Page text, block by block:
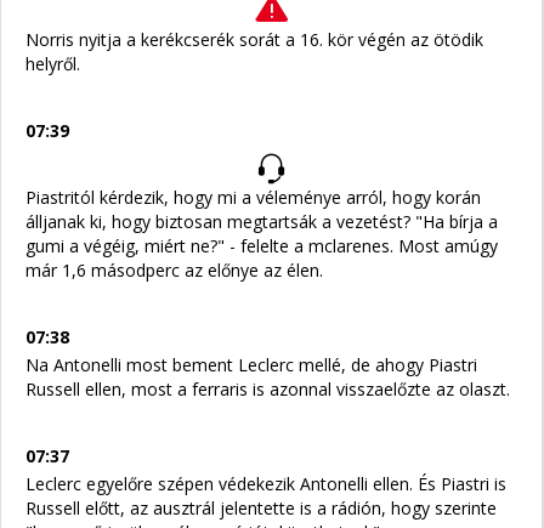
Norris nyitja a kerékcserék sorát a 16. kör végén az ötödik
helyről.
07:39
Piastritól kérdezik, hogy mi a véleménye arról, hogy korán
álljanak ki, hogy biztosan megtartsák a vezetést? "Ha bírja a
gumi a végéig, miért ne?" - felelte a mclarenes. Most amúgy
már 1,6 másodperc az előnye az élen.
07:38
Na Antonelli most bement Leclerc mellé, de ahogy Piastri
Russell ellen, most a ferraris is azonnal visszaelőzte az olaszt.
07:37
Leclerc egyelőre szépen védekezik Antonelli ellen. És Piastri is
Russell előtt, az ausztrál jelentette is a rádión, hogy szerinte